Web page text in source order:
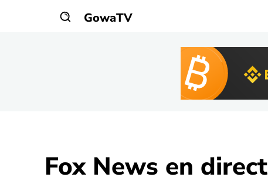
GowaTV
Fox News en direct